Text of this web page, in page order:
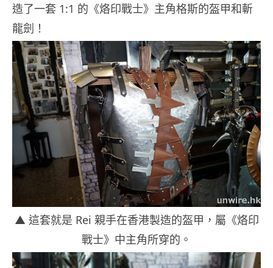
造了一套 1:1 的《烙印戰士》主角格斯的盔甲和斬
龍劍！
▲ 這套就是 Rei 親手在香港製造的盔甲，屬《烙印
戰士》中主角所穿的。